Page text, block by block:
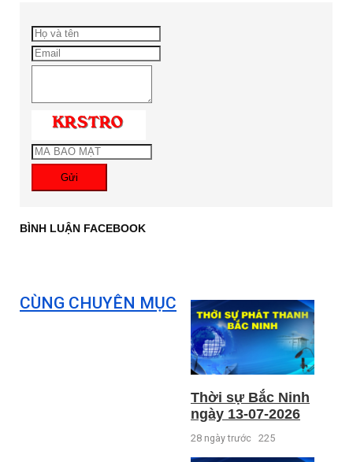
Gửi
BÌNH LUẬN FACEBOOK
CÙNG CHUYÊN MỤC
Thời sự Bắc Ninh
ngày 13-07-2026
28 ngày trước 225